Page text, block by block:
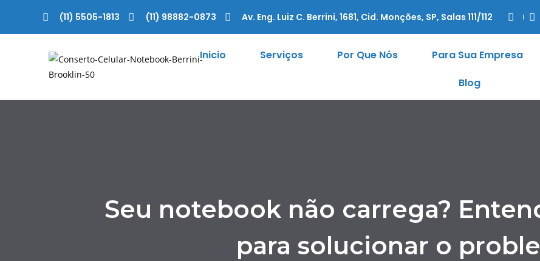
(11) 5505-1813 (11) 98882-0873 Av. Eng. Luiz C. Berrini, 1681, Cid. Monções, SP, Salas 111/112
Inicio Serviços Por Que Nós Para Sua Empresa
Blog
Seu notebook não carrega?
para solucionar o